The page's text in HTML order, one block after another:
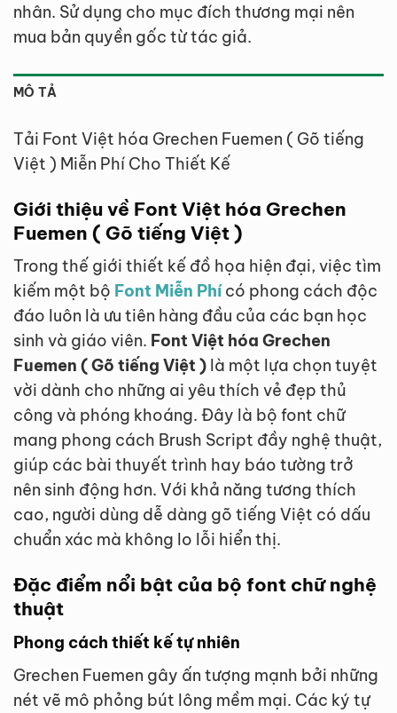
nhân. Sử dụng cho mục đích thương mại nên
mua bản quyền gốc từ tác giả.
MÔ TẢ
Tải Font Việt hóa Grechen Fuemen ( Gõ tiếng
Việt ) Miễn Phí Cho Thiết Kế
Giới thiệu về Font Việt hóa Grechen
Fuemen ( Gõ tiếng Việt )
Trong thế giới thiết kế đồ họa hiện đại, việc tìm
kiếm một bộ Font Miễn Phícó phong cách độc
đáo luôn là ưu tiên hàng đầu của các bạn học
sinh và giáo viên. Font Việt hóa Grechen
Fuemen ( Gõ tiếng Việt ) là một lựa chọn tuyệt
vời dành cho những ai yêu thích vẻ đẹp thủ
công và phóng khoáng. Đây là bộ font chữ
mang phong cách Brush Script đầy nghệ thuật,
giúp các bài thuyết trình hay báo tường trở
nên sinh động hơn. Với khả năng tương thích
cao, người dùng dễ dàng gõ tiếng Việt có dấu
chuẩn xác mà không lo lỗi hiển thị.
Đặc điểm nổi bật của bộ font chữ nghệ
thuật
Phong cách thiết kế tự nhiên
Grechen Fuemen gây ấn tượng mạnh bởi những
nét vẽ mô phỏng bút lông mềm mại. Các ký tự